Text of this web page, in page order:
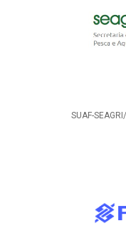
SUAF-